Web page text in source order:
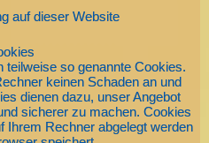
auf dieser Website
teilweise so genannte Cookies.
keinen Schaden an und
dienen dazu, unser Angebot
sicherer zu machen. Cookies
Ihrem Rechner abgelegt werden